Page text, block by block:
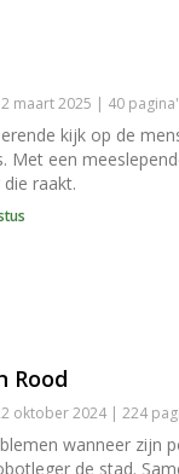
maart 2025 | 40
kijk op de
Met een
raakt.
Rood
oktober 2024 | 224
wanneer zijn
de stad.